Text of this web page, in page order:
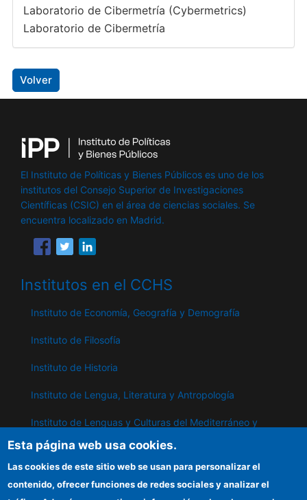
Laboratorio de Cibermetría (Cybermetrics)
Laboratorio de Cibermetría
Volver
El Instituto de Políticas y Bienes Públicos es uno de los
institutos del Consejo Superior de Investigaciones
Científicas (CSIC) en el área de ciencias sociales. Se
encuentra localizado en Madrid.
Institutos en el CCHS
Instituto de Economía, Geografía y Demografía
Instituto de Filosofía
Instituto de Historia
Instituto de Lengua, Literatura y Antropología
Instituto de Lenguas y Culturas del Mediterráneo y
Instituto de Políticas y Bienes Públicos
Esta página web usa cookies.
Las cookies de este sitio web se usan para personalizar el
contenido, ofrecer funciones de redes sociales y analizar el